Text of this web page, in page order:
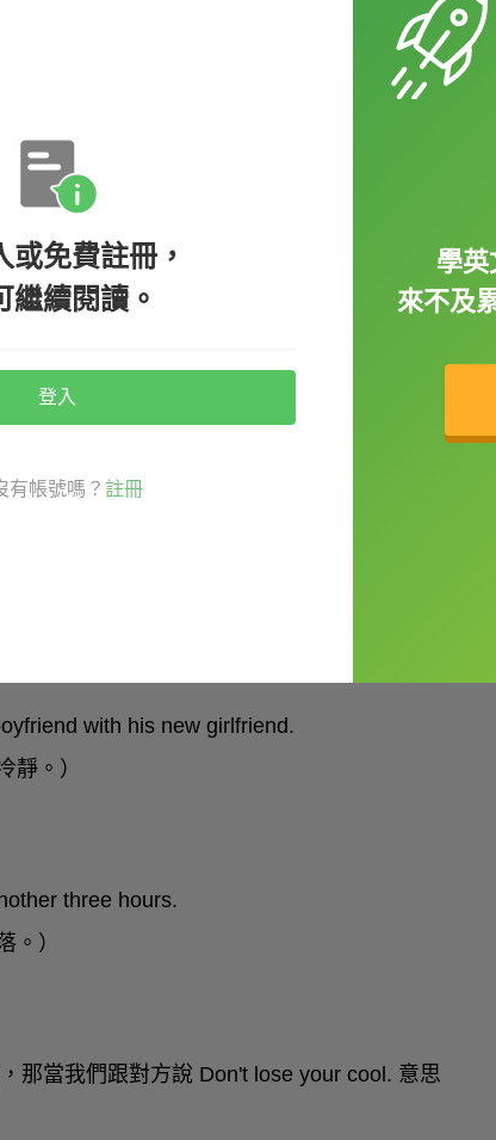
戀大哭大鬧，你想叫他冷靜下來： Dude,
with his new girlfriend.
靜。）
three hours.
。）
那當我們跟對方說 Don't lose your cool. 意思
或免費註冊，
繼續閱讀。
登入
有帳號嗎？ 註冊
學英
來不及